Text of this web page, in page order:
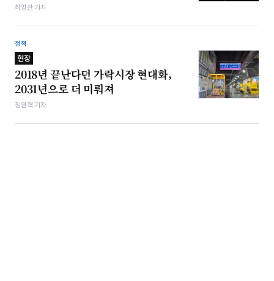
최영찬 기자
정책
현장
2018년 끝난다던 가락시장 현대화,
2031년으로 더 미뤄져
정원혁 기자